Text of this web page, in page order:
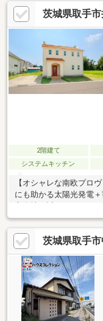
で徒歩20分◆ご案内室
ります。お気軽にお問
茨城県取手
2階建て
システムキッチン
【オシャレな南欧プロ
にも助かる太陽光発電
市街地が近い、スーパ
り良好、建築確認完了
陽光発電システム、高
上可、ＬＤＫ２０畳以
テムキッチン、全居室
上、対面式キッチン、
用、浴室１坪以上、オ
窓、ＴＶモニタ付イン
畳以上、ＩＨクッキン
茨城県取手